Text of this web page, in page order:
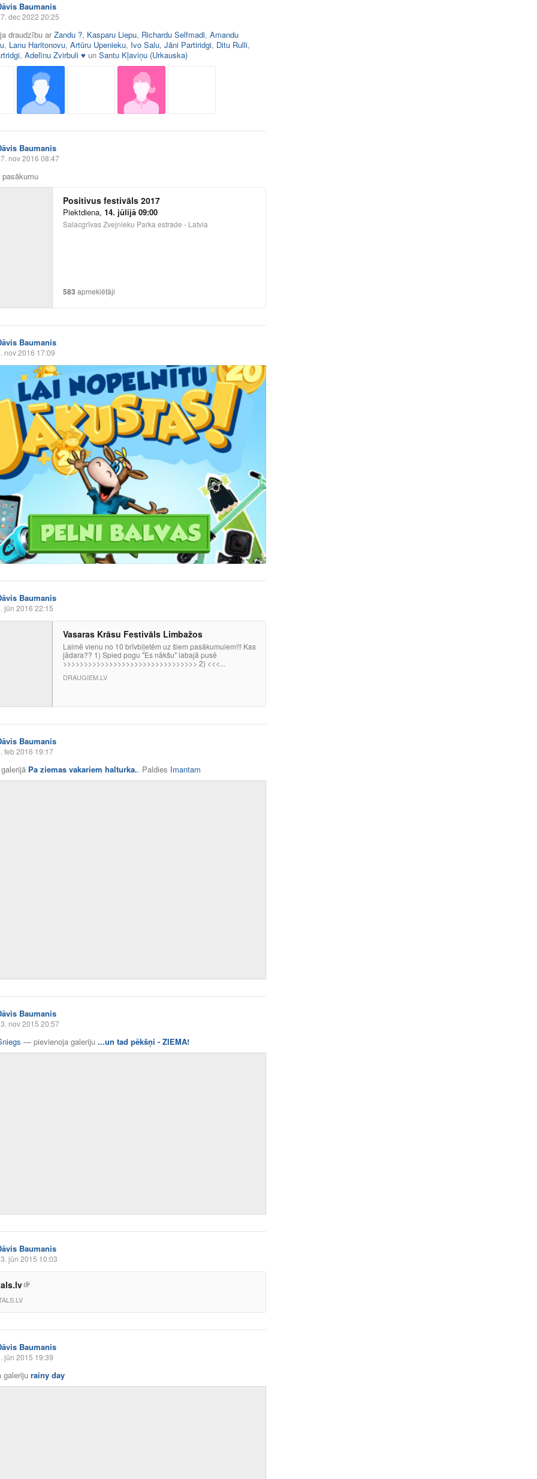
Baumanis
dec 2022 20:25
draudzību arZandu ?, Kasparu Liepu, Richardu Selfmadi, Amandu
, Lanu Haritonovu, Artūru Upenieku, Ivo Salu, Jāni Partiridgi, Ditu Rulli,
, Adelīnu Zvirbuli ♥ un Santu Kļaviņu (Urkauska)
Baumanis
nov 2016 08:47
Positivus festivāls 2017
Piektdiena, 14. jūlijā 09:00
Salacgrīvas Zvejnieku Parka estrade - Latvia
583 apmeklētāji
Baumanis
nov 2016 17:09
Baumanis
jūn 2016 22:15
Vasaras Krāsu Festivāls Limbažos
Laimē vienu no 10 brīvbiļetēm uz šiem pasākumuiem!!! Kas
jādara?? 1) Spied pogu "Es nākšu" labajā pusē
>>>>>>>>>>>>>>>>>>>>>>>>>>>>>>>> 2) <<<...
DRAUGIEM.LV
Baumanis
feb 2016 19:17
Pa ziemas vakariem halturka.. Paldies Imantam
Baumanis
nov 2015 20:57
— pievienoja galeriju ...un tad pēkšņi - ZIEMA!
Baumanis
jūn 2015 10:03
Baumanis
jūn 2015 19:39
galeriju rainy day